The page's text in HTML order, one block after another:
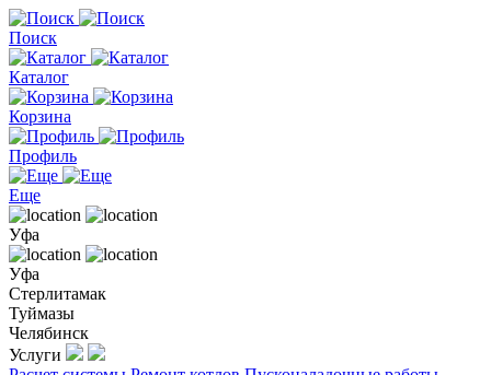
Поиск
Каталог
Корзина
Профиль
Еще
Уфа
Уфа
Стерлитамак
Туймазы
Челябинск
Услуги